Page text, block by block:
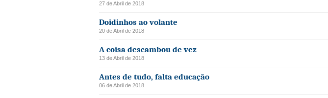
27 de Abril de 2018
Doidinhos ao volante
20 de Abril de 2018
A coisa descambou de vez
13 de Abril de 2018
Antes de tudo, falta educação
06 de Abril de 2018